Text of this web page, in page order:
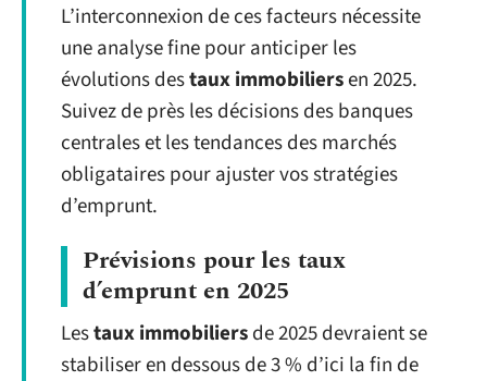
L’interconnexion de ces facteurs nécessite
une analyse fine pour anticiper les
évolutions destaux immobiliersen 2025.
Suivez de près les décisions des banques
centrales et les tendances des marchés
obligataires pour ajuster vos stratégies
d’emprunt.
Prévisions pour les taux
d’emprunt en 2025
Lestaux immobiliersde 2025 devraient se
stabiliser en dessous de 3 % d’ici la fin de